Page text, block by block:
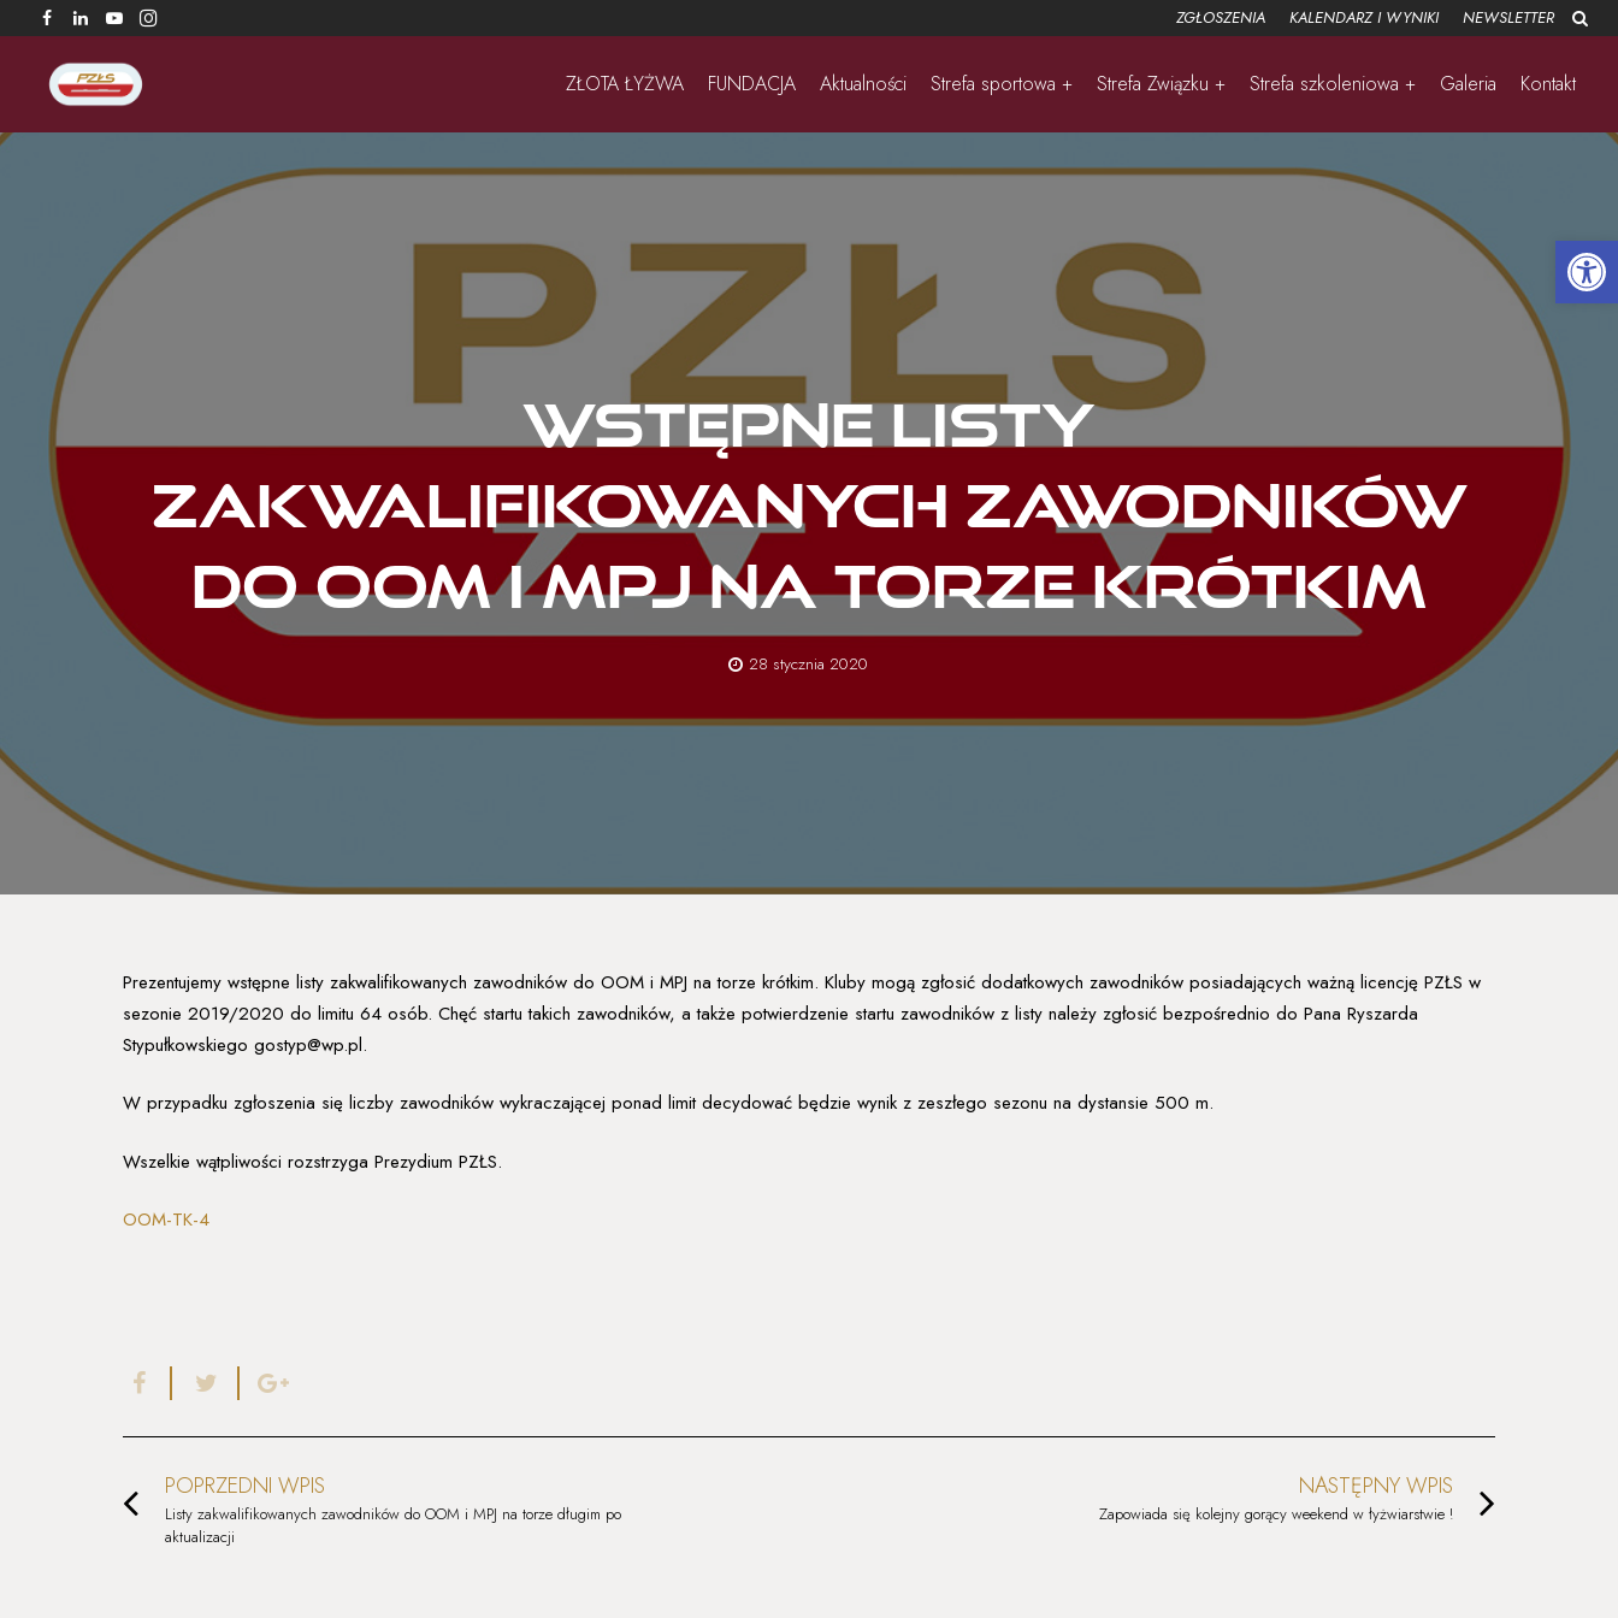
ZGŁOSZENIA KALENDARZ I WYNIKI NEWSLETTER
ZŁOTA ŁYŻWA FUNDACJA Aktualności Strefa sportowa + Strefa Związku + Strefa szkoleniowa + Galeria Kontakt
Wstępne listy
zakwalifikowanych zawodników
do OOM i MPJ na torze krótkim
28 stycznia 2020
Prezentujemy wstępne listy zakwalifikowanych zawodników do OOM i MPJ na torze krótkim. Kluby mogą zgłosić dodatkowych zawodników posiadających ważną licencję PZŁS w
sezonie 2019/2020 do limitu 64 osób. Chęć startu takich zawodników, a także potwierdzenie startu zawodników z listy należy zgłosić bezpośrednio do Pana Ryszarda
Stypułkowskiego gostyp@wp.pl.
W przypadku zgłoszenia się liczby zawodników wykraczającej ponad limit decydować będzie wynik z zeszłego sezonu na dystansie 500 m.
Wszelkie wątpliwości rozstrzyga Prezydium PZŁS.
OOM-TK-4
POPRZEDNI WPIS
Listy zakwalifikowanych zawodników do OOM i MPJ na torze długim po
aktualizacji
NASTĘPNY WPIS
Zapowiada się kolejny gorący weekend w łyżwiarstwie !